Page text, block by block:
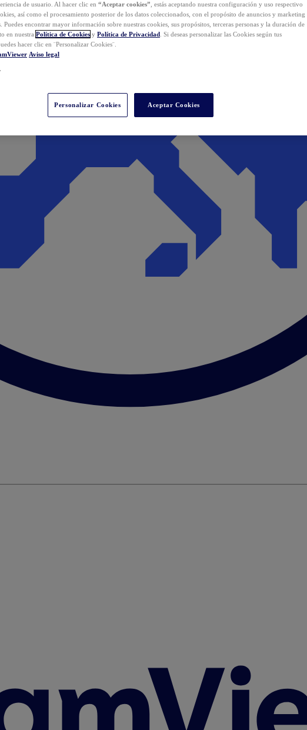
de usuario. Al hacer clic en “Aceptar cookies” , estás aceptando nuestra configuración y uso respectivo
así como el procesamiento posterior de los datos coleccionados, con el propósito de anuncios y marketing
Puedes encontrar mayor información sobre nuestras cookies, sus propósitos, terceras personas y la duración de
en nuestra Política de Cookies y Política de Privacidad . Si deseas personalizar las Cookies según tus
hacer clic en ¨Personalizar Cookies¨.
Aviso legal
Personalizar Cookies Aceptar Cookies